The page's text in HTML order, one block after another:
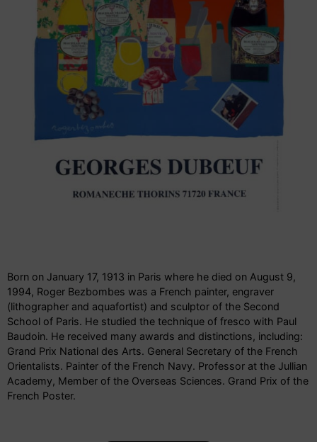
Born on January 17, 1913 in Paris where he died on August 9,
1994, Roger Bezbombes was a French painter, engraver
(lithographer and aquafortist) and sculptor of the Second
School of Paris. He studied the technique of fresco with Paul
Baudoin. He received many awards and distinctions, including:
Grand Prix National des Arts. General Secretary of the French
Orientalists. Painter of the French Navy. Professor at the Jullian
Academy, Member of the Overseas Sciences. Grand Prix of the
French Poster.